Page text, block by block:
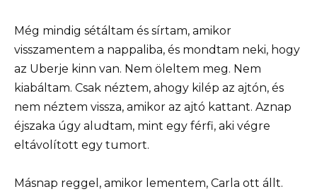
Még mindig sétáltam és sírtam, amikor
visszamentem a nappaliba, és mondtam neki, hogy
az Uberje kinn van. Nem öleltem meg. Nem
kiabáltam. Csak néztem, ahogy kilép az ajtón, és
nem néztem vissza, amikor az ajtó kattant. Aznap
éjszaka úgy aludtam, mint egy férfi, aki végre
eltávolított egy tumort.
Másnap reggel, amikor lementem, Carla ott állt.